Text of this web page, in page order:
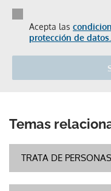
Acepta las
protección de datos.
Temas
TRATA DE PERSONAS